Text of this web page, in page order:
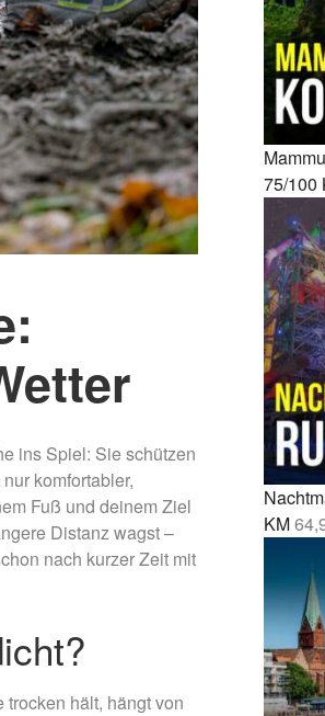
Mammutmarsch Madrid –
30/50/100 KM
Mammutmarsch München /
Starnberger See – 42/55 KM
Mammutmarsch Hamburg –
30/50 KM
Mammutmarsch Ruhrgebiet –
Mammutmarsch Dresden –
30/50 KM
Mammutmarsch Essen –
75/100 KM
Mammutmarsch Berlin –
75/100 KM
Empfehlungen
Vom Party-
Wandern: Was
Wie wirkt sich
Körper aus?
passiert
Touren
und Schlössern
Geschichte
und trotzdem
ins Spiel: Sie schützen
komfortabler,
Fuß und deinem Ziel
Distanz wagst –
nach kurzer Zeit mit
trocken hält, hängt von
75/100
KM